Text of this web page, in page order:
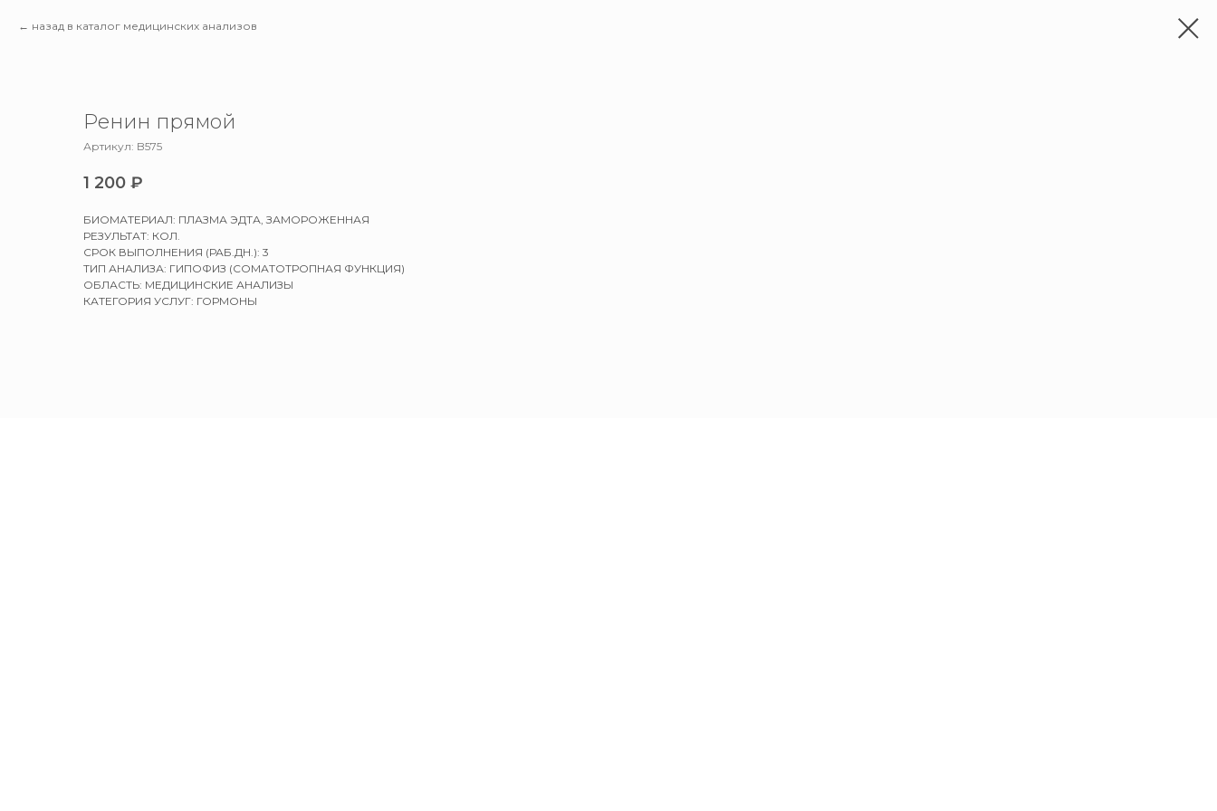
назад в каталог медицинских анализов
Ренин прямой
Артикул: B575
1 200 ₽
БИОМАТЕРИАЛ: ПЛАЗМА ЭДТА, ЗАМОРОЖЕННАЯ
РЕЗУЛЬТАТ: КОЛ.
СРОК ВЫПОЛНЕНИЯ (РАБ.ДН.): 3
ТИП АНАЛИЗА: ГИПОФИЗ (СОМАТОТРОПНАЯ ФУНКЦИЯ)
ОБЛАСТЬ: МЕДИЦИНСКИЕ АНАЛИЗЫ
КАТЕГОРИЯ УСЛУГ: ГОРМОНЫ